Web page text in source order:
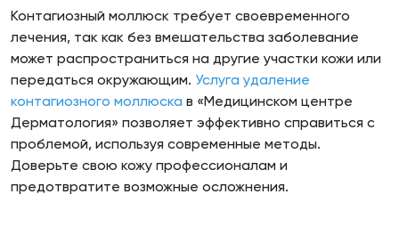
Контагиозный моллюск требует своевременного
лечения, так как без вмешательства заболевание
может распространиться на другие участки кожи или
передаться окружающим. Услуга удаление
контагиозного моллюска в «Медицинском центре
Дерматология» позволяет эффективно справиться с
проблемой, используя современные методы.
Доверьте свою кожу профессионалам и
предотвратите возможные осложнения.